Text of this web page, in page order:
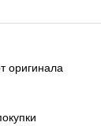
оригинала